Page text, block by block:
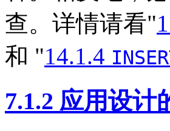
查。详情请看"
和 "14.1.4
7.1.2 应用设计